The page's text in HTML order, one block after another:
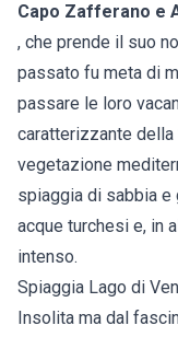
Capo Zafferano e
, che prende il suo
passato fu meta di
passare le loro
caratterizzante
vegetazione
spiaggia di sabbia e
acque turchesi e, in
intenso.
Spiaggia Lago di
Insolita ma dal